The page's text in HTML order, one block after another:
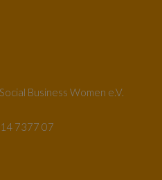
Business Women e.V.
7377 07